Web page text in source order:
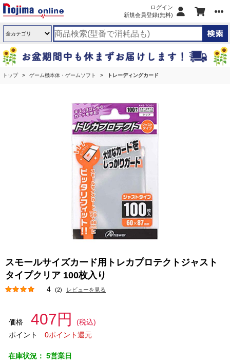
ログイン
新規会員登録(無料)
トップ ゲーム機本体・ゲームソフト トレーディングカード
スモールサイズカード用トレカプロテクトジャスト
タイプクリア 100枚入り
4 (2) レビューを見る
価格 407円
(税込)
ポイント
0ポイント還元
在庫状況： 5営業日